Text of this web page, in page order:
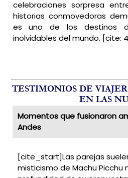
celebraciones sorpresa
historias conmovedoras
es uno de los destinos
inolvidables del mundo. [cite:
TESTIMONIOS DE
EN LAS
Momentos que fusionaron
Andes
[cite_start]Las parejas
misticismo de Machu Picchu